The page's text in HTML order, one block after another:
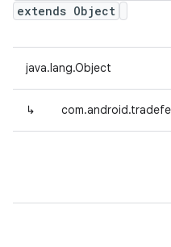
extends Object
java.lang.Object
↳